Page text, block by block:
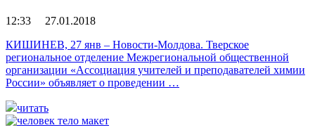
12:33 27.01.2018
КИШИНЕВ, 27 янв – Новости-Молдова. Тверское
региональное отделение Межрегиональной общественной
организации «Ассоциация учителей и преподавателей химии
России» объявляет о проведении …
читать